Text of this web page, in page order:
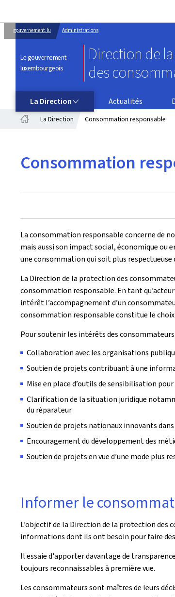
gouvernement.lu Administrations
Le gouvernement
luxembourgeois
Direction de
des
La Direction Actualités
La Direction Consommation responsable
Consommation
La consommation responsable concerne de
mais aussi son impact social, économique ou
une consommation qui soit plus respectueuse
La Direction de la protection des
consommation responsable. En tant
intérêt l’accompagnement d’un
consommation responsable constitue le
Pour soutenir les intérêts des
Collaboration avec les organisations
Soutien de projets contribuant à une
Mise en place d’outils de sensibilisation
Clarification de la situation juridique
du réparateur
Soutien de projets nationaux innovants
Encouragement du développement des
Soutien de projets en vue d’une mode plus
Informer le
L’objectif de la Direction de la protection
informations dont ils ont besoin pour faire
Il essaie d'apporter davantage de
toujours reconnaissables à première vue.
Les consommateurs sont maîtres de leurs